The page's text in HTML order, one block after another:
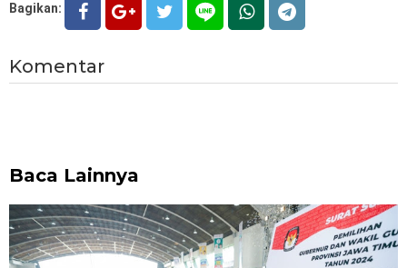
Bagikan:
Komentar
Baca Lainnya